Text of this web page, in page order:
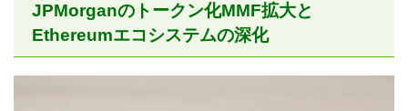
JPMorganのトークン化MMF拡大と
Ethereumエコシステムの深化